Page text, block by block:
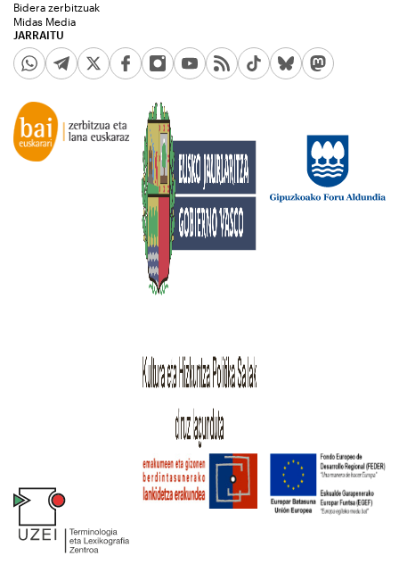
JARRAITU
Bidera zerbitzuak
Midas Media